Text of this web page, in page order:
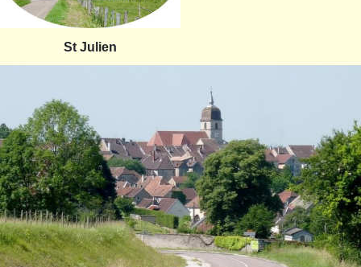
St Julien